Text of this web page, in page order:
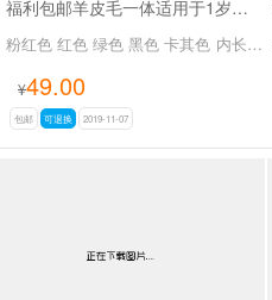
福利包邮羊皮毛一体适用于1岁以内宝宝鞋SA666
粉红色 红色 绿色 黑色 卡其色 内长12-13CM
¥49.00
包邮 可退换 2019-11-07